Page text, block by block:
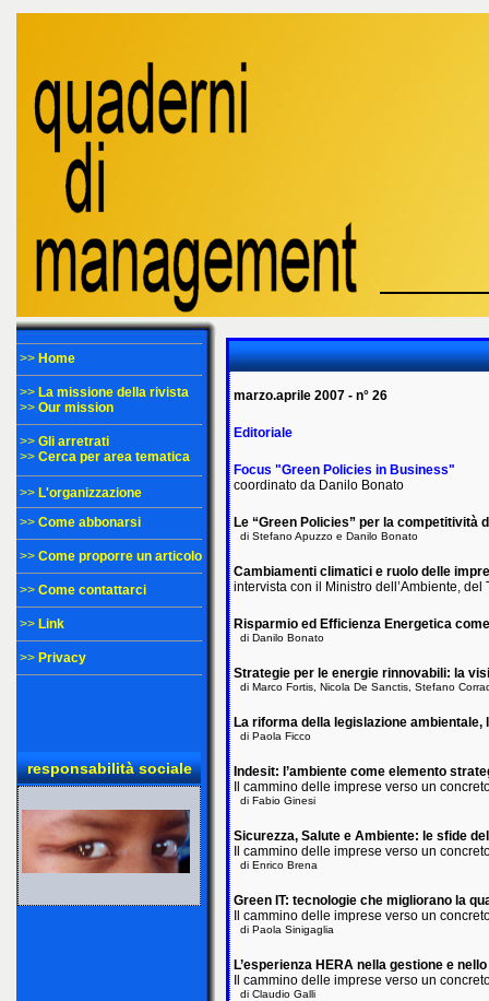
>> Home
>> La missione della rivista
>> Our mission
>> Gli arretrati
>> Cerca per area tematica
>> L'organizzazione
>> Come abbonarsi
>> Come proporre un articolo
>> Come contattarci
>> Link
>> Privacy
responsabilità sociale
marzo.aprile 2007 - n° 26
Editoriale
Focus "Green Policies in Business"
coordinato da Danilo Bonato
Le “Green Policies” per la competitività
di Stefano Apuzzo e Danilo Bonato
Cambiamenti climatici e ruolo delle
intervista con il Ministro dell’Ambiente,
Risparmio ed Efficienza Energetica
di Danilo Bonato
Strategie per le energie rinnovabili: la
di Marco Fortis, Nicola De Sanctis, Stefano
La riforma della legislazione
di Paola Ficco
Indesit: l’ambiente come elemento
Il cammino delle imprese verso un
di Fabio Ginesi
Sicurezza, Salute e Ambiente: le sfide
Il cammino delle imprese verso un
di Enrico Brena
Green IT: tecnologie che migliorano la
Il cammino delle imprese verso un
di Paola Sinigaglia
L’esperienza HERA nella gestione e
Il cammino delle imprese verso un
di Claudio Galli